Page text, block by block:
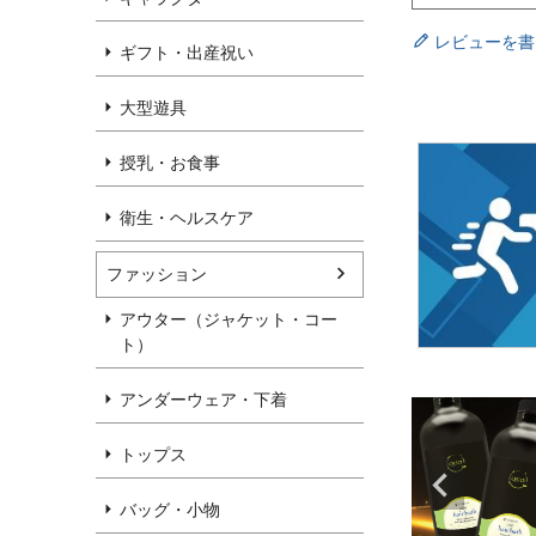
ギフト・出産祝い
大型遊具
授乳・お食事
衛生・ヘルスケア
ファッション
アウター（ジャケット・コー
ト）
アンダーウェア・下着
トップス
バッグ・小物
レビューを